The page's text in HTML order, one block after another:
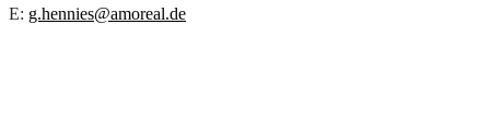
E: g.hennies@amoreal.de